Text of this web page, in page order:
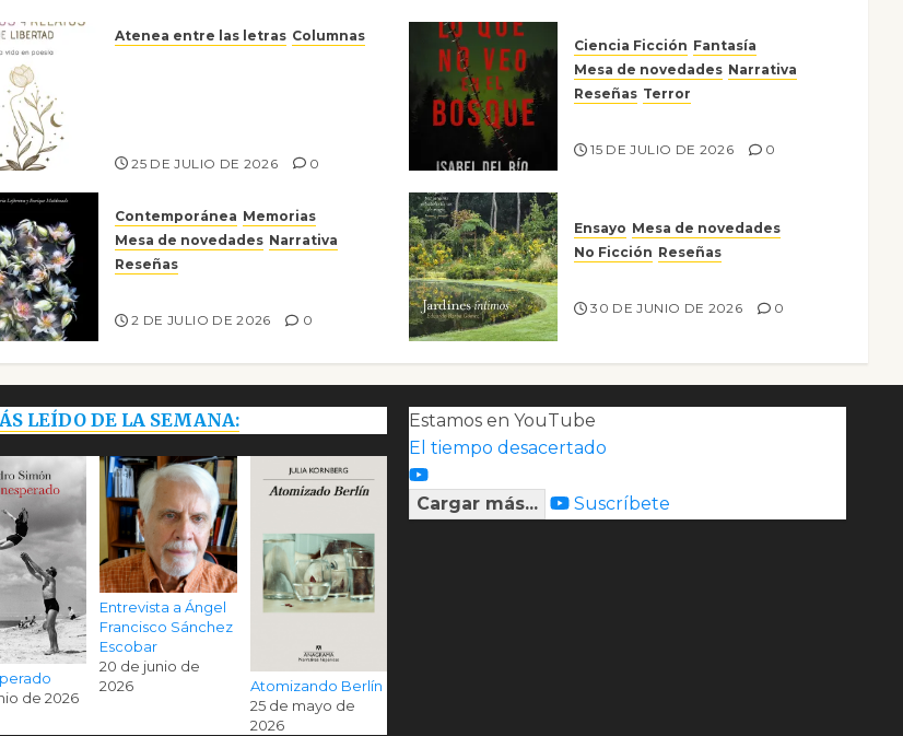
Atenea entre las letras Columnas
25 DE JULIO DE 2026 0
Ciencia Ficción Fantasía
Mesa de novedades Narrativa
Reseñas Terror
15 DE JULIO DE 2026 0
Contemporánea Memorias
Mesa de novedades Narrativa
Reseñas
2 DE JULIO DE 2026 0
Ensayo Mesa de novedades
No Ficción Reseñas
30 DE JUNIO DE 2026 0
LEÍDO DE LA SEMANA:
de 2026
Entrevista a Ángel
Francisco Sánchez
Escobar
20 de junio de
2026
Atomizando Berlín
25 de mayo de
2026
Estamos en YouTube
El tiempo desacertado
Cargar más... Suscríbete